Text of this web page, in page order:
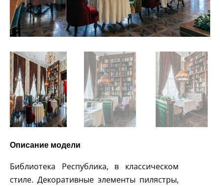
Описание модели
Библиотека Республика, в классическом
стиле. Декоративные элементы пилястры,